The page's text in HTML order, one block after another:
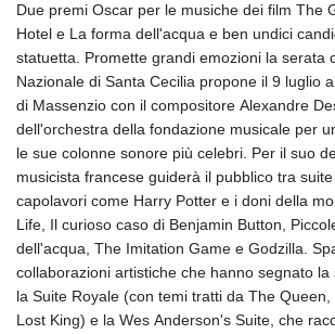
Due premi Oscar per le musiche dei film The
Hotel e La forma dell'acqua e ben undici
statuetta. Promette grandi emozioni la serata
Nazionale di Santa Cecilia propone il 9 luglio
di Massenzio con il compositore Alexandre
dell'orchestra della fondazione musicale per
le sue colonne sonore più celebri. Per il suo
musicista francese guiderà il pubblico tra
capolavori come Harry Potter e i doni della
Life, Il curioso caso di Benjamin Button,
dell'acqua, The Imitation Game e Godzilla.
collaborazioni artistiche che hanno segnato
la Suite Royale (con temi tratti da The
Lost King) e la Wes Anderson's Suite, che